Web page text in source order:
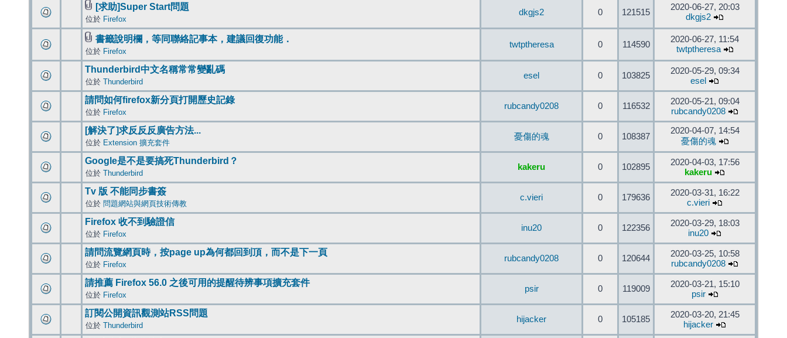
[求助]Super Start問題
位於 Firefox
dkgjs2 0 121515
2020-06-27, 20:03
dkgjs2
書籤說明欄，等同聯絡記事本，建議回復功能．
位於 Firefox
twtptheresa 0 114590
2020-06-27, 11:54
twtptheresa
Thunderbird中文名稱常常變亂碼
位於 Thunderbird
esel 0 103825
2020-05-29, 09:34
esel
請問如何firefox新分頁打開歷史記錄
位於 Firefox
rubcandy0208 0 116532
2020-05-21, 09:04
rubcandy0208
[解決了]求反反反廣告方法...
位於 Extension 擴充套件
憂傷的魂 0 108387
2020-04-07, 14:54
憂傷的魂
Google是不是要搞死Thunderbird？
位於 Thunderbird
kakeru 0 102895
2020-04-03, 17:56
kakeru
Tv 版 不能同步書簽
位於 問題網站與網頁技術傳教
c.vieri 0 179636
2020-03-31, 16:22
c.vieri
Firefox 收不到驗證信
位於 Firefox
inu20 0 122356
2020-03-29, 18:03
inu20
請問流覽網頁時，按page up為何都回到頂，而不是下一頁
位於 Firefox
rubcandy0208 0 120644
2020-03-25, 10:58
rubcandy0208
請推薦 Firefox 56.0 之後可用的提醒待辨事項擴充套件
位於 Firefox
psir 0 119009
2020-03-21, 15:10
psir
訂閱公開資訊觀測站RSS問題
位於 Thunderbird
hijacker 0 105185
2020-03-20, 21:45
hijacker